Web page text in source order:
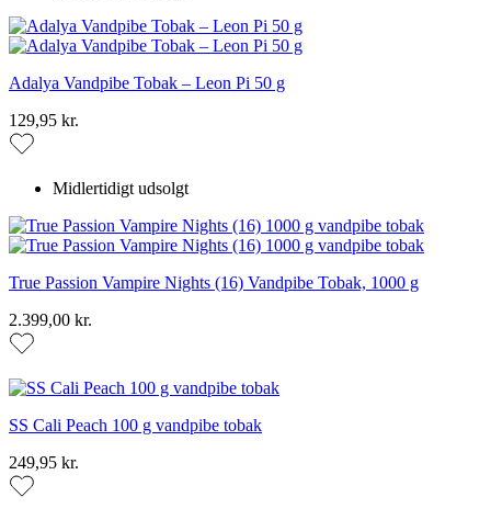
Adalya Vandpibe Tobak – Leon Pi 50 g
129,95 kr.
Midlertidigt udsolgt
True Passion Vampire Nights (16) Vandpibe Tobak, 1000 g
2.399,00 kr.
SS Cali Peach 100 g vandpibe tobak
249,95 kr.